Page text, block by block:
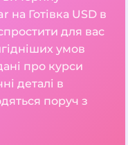
Готівка USD в
для вас
умов
про курси
деталі в
поруч з